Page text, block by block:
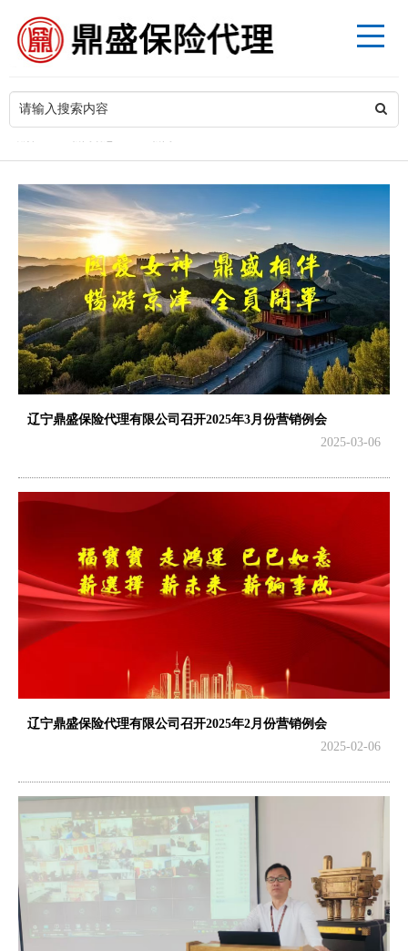
辽宁鼎盛保险代理有限公司召开2025年3月份营销例会
2025-03-06
辽宁鼎盛保险代理有限公司召开2025年2月份营销例会
2025-02-06